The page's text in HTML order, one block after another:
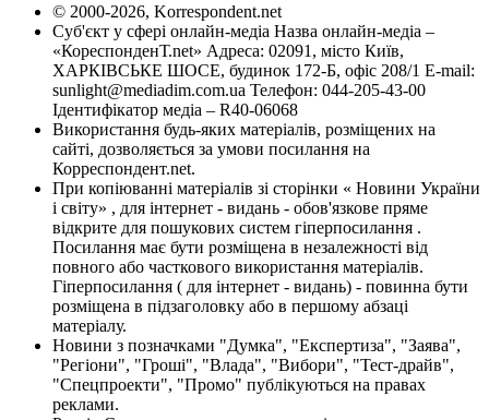
© 2000-2026, Korrespondent.net
Суб'єкт у сфері онлайн-медіа Назва онлайн-медіа –
«КореспонденТ.net» Адреса: 02091, місто Київ,
ХАРКІВСЬКЕ ШОСЕ, будинок 172-Б, офіс 208/1 E-mail:
sunlight@mediadim.com.ua Телефон: 044-205-43-00
Ідентифікатор медіа – R40-06068
Використання будь-яких матеріалів, розміщених на
сайті, дозволяється за умови посилання на
Корреспондент.net.
При копіюванні матеріалів зі сторінки « Новини України
і світу» , для інтернет - видань - обов'язкове пряме
відкрите для пошукових систем гіперпосилання .
Посилання має бути розміщена в незалежності від
повного або часткового використання матеріалів.
Гіперпосилання ( для інтернет - видань) - повинна бути
розміщена в підзаголовку або в першому абзаці
матеріалу.
Новини з позначками "Думка", "Експертиза", "Заява",
"Регіони", "Гроші", "Влада", "Вибори", "Тест-драйв",
"Спецпроекти", "Промо" публікуються на правах
реклами.